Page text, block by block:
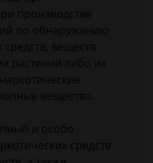
производстве
по обнаружению
веществ
растений либо их
вещества.
и особо
средств